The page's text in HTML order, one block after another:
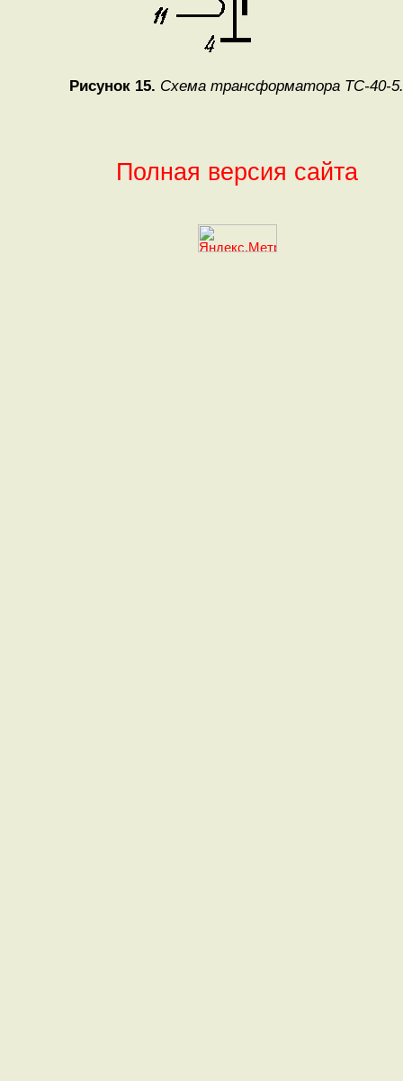
Рисунок 15. Схема трансформатора ТС-40-
Полная версия сайта